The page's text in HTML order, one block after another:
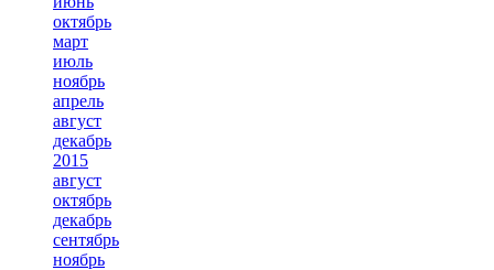
октябрь
март
июль
ноябрь
апрель
август
декабрь
2015
август
октябрь
декабрь
сентябрь
ноябрь